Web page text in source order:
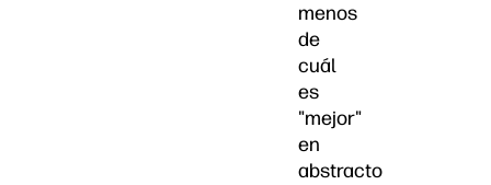
menos
de
cuál
es
"mejor"
en
abstracto